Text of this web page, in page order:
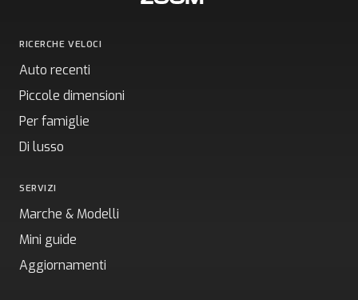
RICERCHE VELOCI
Auto recenti
Piccole dimensioni
Per famiglie
Di lusso
SERVIZI
Marche & Modelli
Mini guide
Aggiornamenti